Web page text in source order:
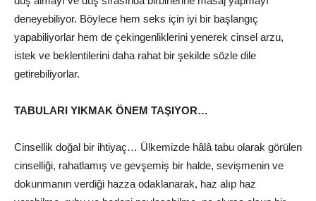
deneyebiliyor. Böylece hem seks için iyi bir başlangıç
yapabiliyorlar hem de çekingenliklerini yenerek cinsel arzu,
istek ve beklentilerini daha rahat bir şekilde sözle dile
getirebiliyorlar.
TABULARI YIKMAK ÖNEM TAŞIYOR…
Cinsellik doğal bir ihtiyaç… Ülkemizde hâlâ tabu olarak görülen
cinselliği, rahatlamış ve gevşemiş bir halde, sevişmenin ve
dokunmanın verdiği hazza odaklanarak, haz alıp haz